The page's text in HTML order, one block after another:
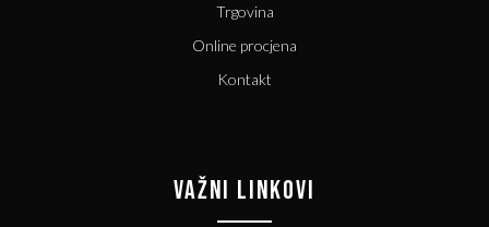
Trgovina
Online procjena
Kontakt
VAŽNI LINKOVI